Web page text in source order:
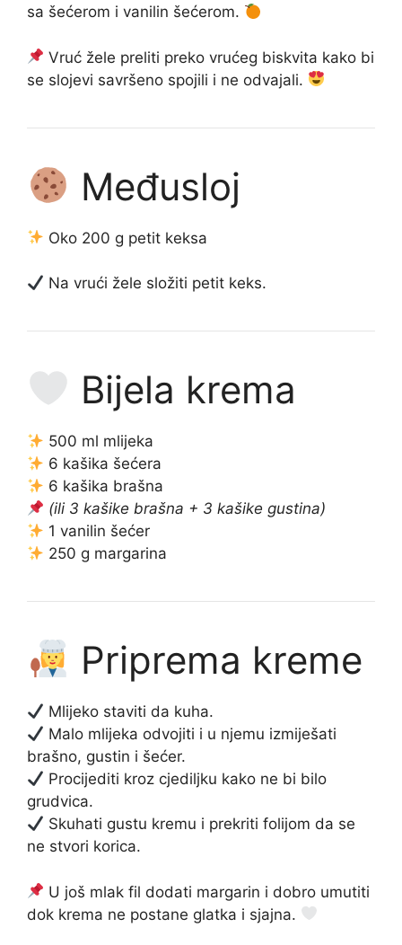
sa šećerom i vanilin šećerom.
Vruć žele preliti preko vrućeg biskvita kako bi
se slojevi savršeno spojili i ne odvajali.
Međusloj
Oko 200 g petit keksa
Na vrući žele složiti petit keks.
Bijela krema
500 ml mlijeka
6 kašika šećera
6 kašika brašna
(ili 3 kašike brašna + 3 kašike gustina)
1 vanilin šećer
250 g margarina
Priprema kreme
Mlijeko staviti da kuha.
Malo mlijeka odvojiti i u njemu izmiješati
brašno, gustin i šećer.
Procijediti kroz cjediljku kako ne bi bilo
grudvica.
Skuhati gustu kremu i prekriti folijom da se
ne stvori korica.
U još mlak fil dodati margarin i dobro umutiti
dok krema ne postane glatka i sjajna.